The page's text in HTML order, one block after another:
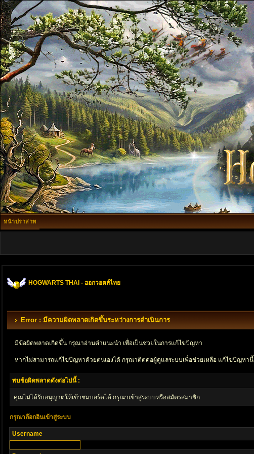
หน้าปราสาท
HOGWARTS THAI - ฮอกวอตส์ไทย
Error : มีความผิดพลาดเกิดขึ้นระหว่างการดำเนินการ
มีข้อผิดพลาดเกิดขึ้น กรุณาอ่านคำแนะนำ เพื่อเป็นช่วยในการแก้ไขปัญหา
หากไม่สามารถแก้ไขปัญหาด้วยตนเองได้ กรุณาติตด่อผู้ดูแลระบบเพื่อช่วยเหลือ แก้ไขปัญหานี้
พบข้อผิดพลาดดังต่อไปนี้ :
คุณไม่ได้รับอนุญาตให้เข้าชมบอร์ดได้ กรุณาเข้าสู่ระบบหรือสมัครสมาชิก
กรุณาล๊อกอินเข้าสู่ระบบ
Username